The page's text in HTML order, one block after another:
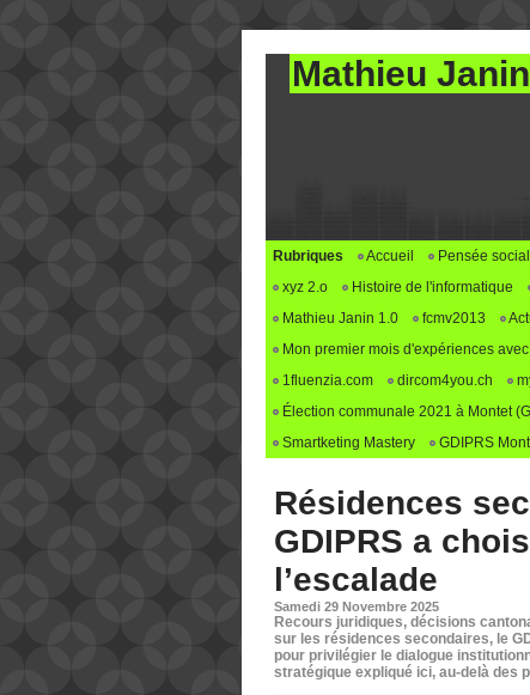
Mathieu
Rubriques Accueil Pensée
xyz 2.o
Histoire de l'informatique
Mathieu Janin 1.0
fcmv2013
Mon premier mois d'expériences
1fluenzia.com
dircom4you.ch
Élection communale 2021 à Montet
Smartketing Mastery
GDIPRS
Résidences
GDIPRS a
l’escalade
Samedi 29 Novembre 2025
Recours juridiques, décisions
sur les résidences secondaires, le
pour privilégier le dialogue
stratégique expliqué ici, au-delà des